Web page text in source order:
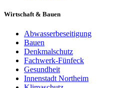
Wirtschaft & Bauen
Abwasserbeseitigung
Bauen
Denkmalschutz
Fachwerk-Fünfeck
Gesundheit
Innenstadt Northeim